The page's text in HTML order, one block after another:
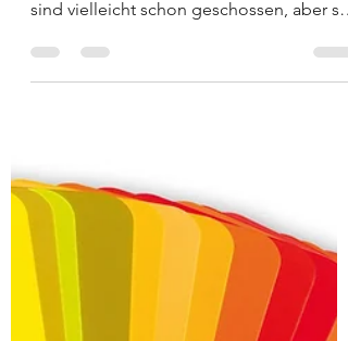
Die Umstellung auf die Hallensaison hat
sind vielleicht schon geschossen, aber so
wirklich...